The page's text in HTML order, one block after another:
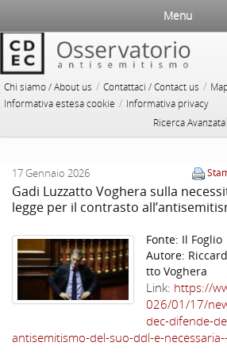
Chi siamo / About us / Contattaci / Contact us /
Informativa estesa cookie / Informativa privacy
Ricerca Avanzata
Menu
17 Gennaio 2026
Gadi Luzzatto Voghera sulla
legge per il contrasto
Fonte: Il Foglio
Autore:
tto Voghera
Link: https://
026/01/17/
dec-difende-
antisemitismo-del-suo-ddl-e-